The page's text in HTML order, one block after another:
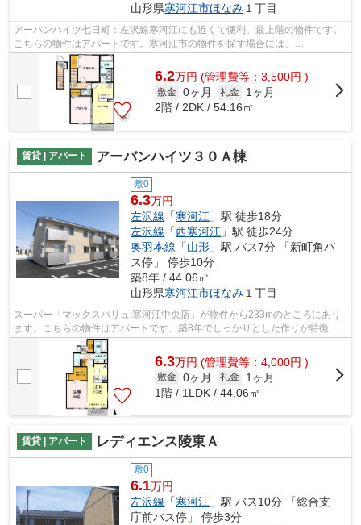
山形県寒河江市ほなみ １丁目
アーバンハイツ七日町：左沢線寒河江にも近くて便利。最上階の物件です。
こちらの物件はアパートです。寒河江市の物件を探す場合には、
info@sumai-room.comまでお問い合わせください。...
6.2万円 (管理費等：3,500円 )
敷金 0ヶ月 礼金
1ヶ月
2階 / 2DK / 54.16㎡
賃貸 | アパート アーバンハイツ３０Ａ棟
敷0
6.3万円
左沢線 「寒河江 」駅 徒歩18分
左沢線 「西寒河江 」駅 徒歩24分
奥羽本線 「山形 」駅 バス7分 「新町角バ
ス停」 停歩10分
築8年 / 44.06㎡
山形県寒河江市ほなみ１丁目
スーパー「マックスバリュ 寒河江中央店」が物件から233mのところにあり
ます。こちらの物件はアパートです。築8年でしっかりとした作りが特徴の
物件です。カードで家賃をお支払いいた...
6.3万円 (管理費等：4,000円 )
敷金 0ヶ月 礼金
1ヶ月
1階 / 1LDK / 44.06㎡
賃貸 | アパート レディエンス陵東Ａ
敷0
6.1万円
左沢線 「寒河江 」駅 バス10分 「総合支
庁前バス停」 停歩3分